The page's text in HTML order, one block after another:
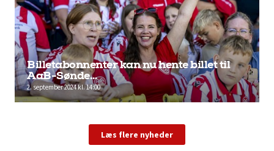
Billetabonnenter kan nu hente billet til
AaB-Sønde…
2. september 2024 kl. 14:00
Læs flere nyheder